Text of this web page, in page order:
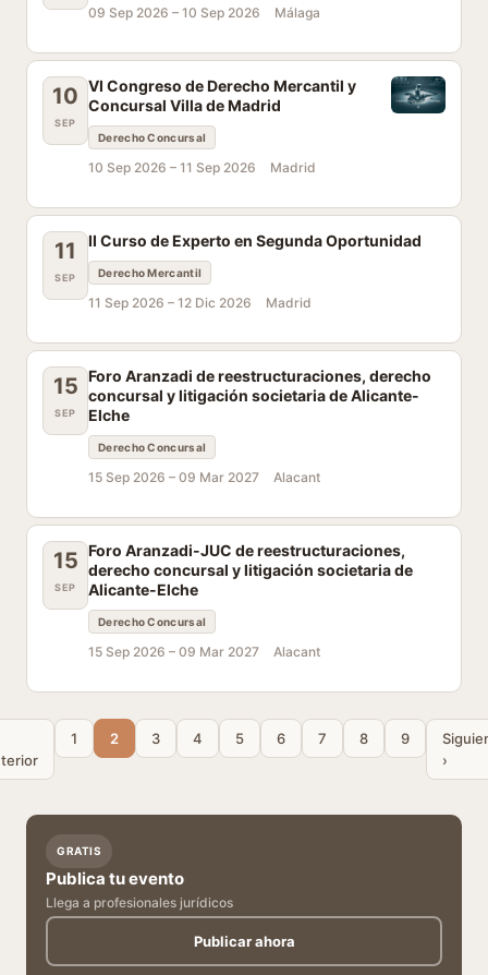
09 Sep 2026 – 10 Sep 2026 Málaga
10
SEP
VI Congreso de Derecho Mercantil y
Concursal Villa de Madrid
Derecho Concursal
10 Sep 2026 – 11 Sep 2026 Madrid
11
SEP
II Curso de Experto en Segunda Oportunidad
Derecho Mercantil
11 Sep 2026 – 12 Dic 2026 Madrid
15
SEP
Foro Aranzadi de reestructuraciones, derecho
concursal y litigación societaria de Alicante-
Elche
Derecho Concursal
15 Sep 2026 – 09 Mar 2027 Alacant
15
SEP
Foro Aranzadi-JUC de reestructuraciones,
derecho concursal y litigación societaria de
Alicante-Elche
Derecho Concursal
15 Sep 2026 – 09 Mar 2027 Alacant
1 2 3 4 5 6 7 8 9
›
GRATIS
Publica tu evento
Llega a profesionales jurídicos
Publicar ahora